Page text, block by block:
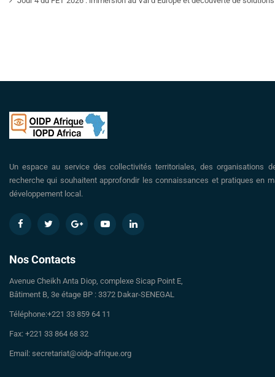
Un espace au service des collectivités territoriales, des organisations
recherche qui souhaitent approfondir les connaissances et pratiques en
développement local.
Nos Contacts
Avenue Cheikh Anta Diop, complexe Sicap Point E,
Bâtiment B, 3e étage BP : 3372 Dakar-SENEGAL
Téléphone:+221 33 859 64 11
Fax: +221 33 864 68 32
Email: secretariat@oidp-afrique.org